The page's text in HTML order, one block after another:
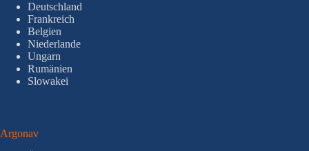
Deutschland
Frankreich
Belgien
Niederlande
Ungarn
Rumänien
Slowakei
Argonav